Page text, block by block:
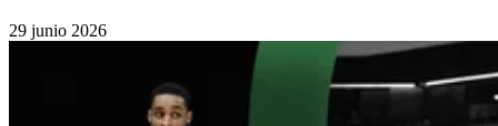
29 junio 2026